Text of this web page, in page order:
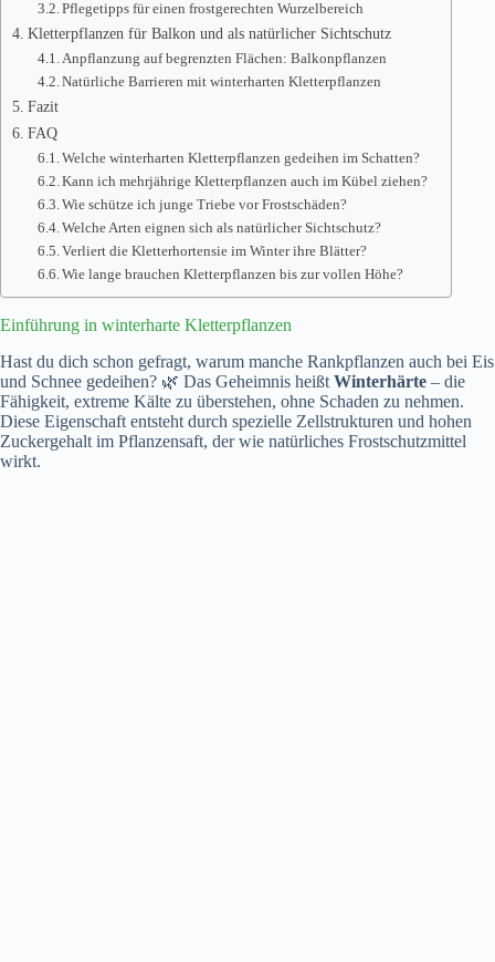
Pflegetipps für einen frostgerechten Wurzelbereich
Kletterpflanzen für Balkon und als natürlicher Sichtschutz
Anpflanzung auf begrenzten Flächen: Balkonpflanzen
Natürliche Barrieren mit winterharten Kletterpflanzen
Fazit
FAQ
Welche winterharten Kletterpflanzen gedeihen im Schatten?
Kann ich mehrjährige Kletterpflanzen auch im Kübel ziehen?
Wie schütze ich junge Triebe vor Frostschäden?
Welche Arten eignen sich als natürlicher Sichtschutz?
Verliert die Kletterhortensie im Winter ihre Blätter?
Wie lange brauchen Kletterpflanzen bis zur vollen Höhe?
Einführung in winterharte Kletterpflanzen
Hast du dich schon gefragt, warum manche Rankpflanzen auch bei Eis
und Schnee gedeihen? 🌿 Das Geheimnis heißt Winterhärte – die
Fähigkeit, extreme Kälte zu überstehen, ohne Schaden zu nehmen.
Diese Eigenschaft entsteht durch spezielle Zellstrukturen und hohen
Zuckergehalt im Pflanzensaft, der wie natürliches Frostschutzmittel
wirkt.